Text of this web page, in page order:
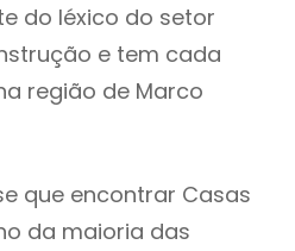
do léxico do setor
e tem cada
região de Marco
que encontrar Casas
da maioria das